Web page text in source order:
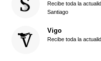
Recibe toda la
Santiago
Vigo
Recibe toda la